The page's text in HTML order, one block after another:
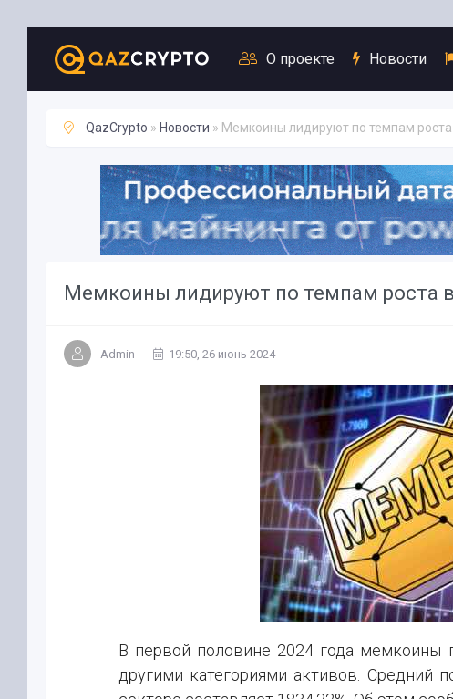
О проекте Новости
QazCrypto » Новости » Мемкоины лидируют по темпам
Мемкоины лидируют по темпам роста
Новости
Admin 19:50, 26 июнь 2024
В первой половине 2024 года мемкоины
другими категориями активов. Средний